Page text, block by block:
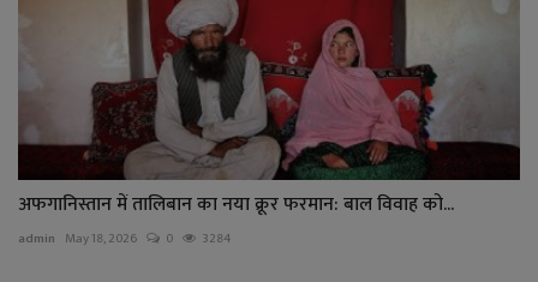
अफगानिस्तान में तालिबान का नया क्रूर फरमान: बाल विवाह को...
admin May 18, 2026 0 3284